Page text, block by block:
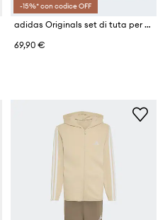
-15%* con codice OFF
adidas Originals set di tuta per bambini
69,90 €